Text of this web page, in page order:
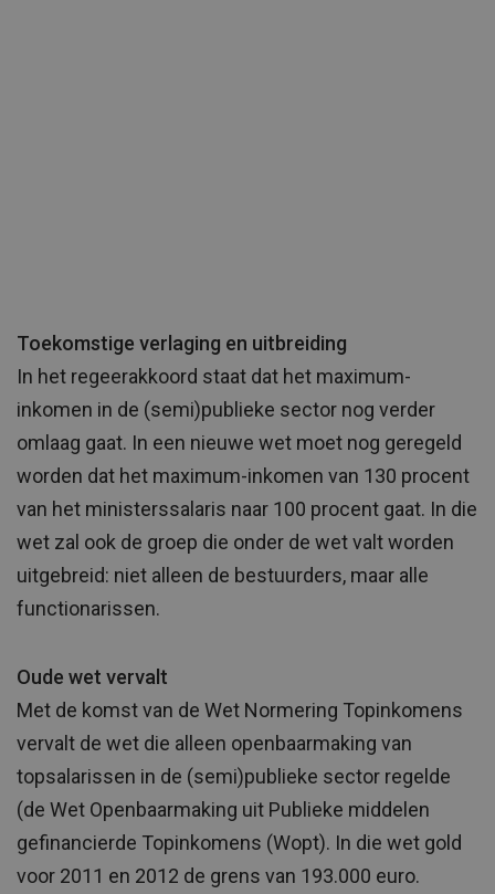
Toekomstige verlaging en uitbreiding
In het regeerakkoord staat dat het maximum-
inkomen in de (semi)publieke sector nog verder
omlaag gaat. In een nieuwe wet moet nog geregeld
worden dat het maximum-inkomen van 130 procent
van het ministerssalaris naar 100 procent gaat. In die
wet zal ook de groep die onder de wet valt worden
uitgebreid: niet alleen de bestuurders, maar alle
functionarissen.
Oude wet vervalt
Met de komst van de Wet Normering Topinkomens
vervalt de wet die alleen openbaarmaking van
topsalarissen in de (semi)publieke sector regelde
(de Wet Openbaarmaking uit Publieke middelen
gefinancierde Topinkomens (Wopt). In die wet gold
voor 2011 en 2012 de grens van 193.000 euro.